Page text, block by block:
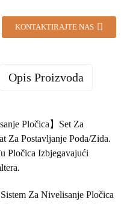
KONTAKTIRAJTE NAS
Opis Proizvoda
Pločica】Set Za
Za Postavljanje Poda/zida.
Pločica Izbjegavajući
Za Nivelisanje Pločica